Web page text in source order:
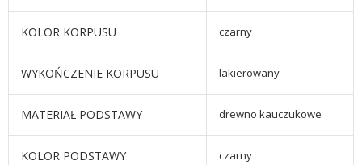
KOLOR KORPUSU czarny
WYKOŃCZENIE KORPUSU lakierowany
MATERIAŁ PODSTAWY drewno kauczukowe
KOLOR PODSTAWY czarny